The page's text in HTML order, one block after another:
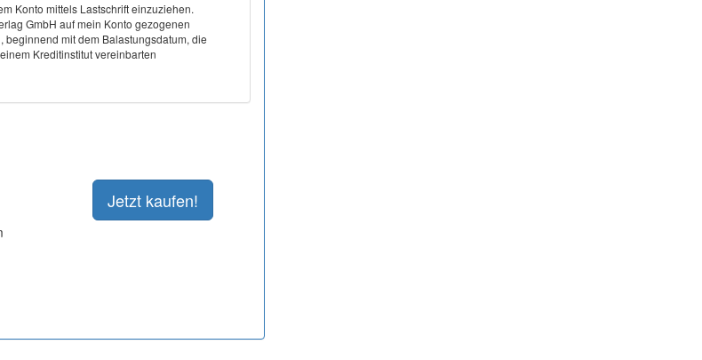
Konto mittels Lastschrift einzuziehen.
GmbH auf mein Konto gezogenen
mit dem Balastungsdatum, die
Kreditinstitut vereinbarten